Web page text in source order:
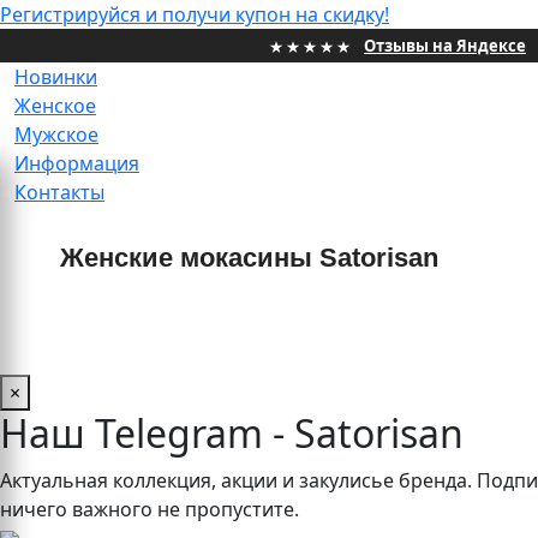
Регистрируйся и получи купон на скидку!
Отзывы на Яндексе
Новинки
Женское
Мужское
Информация
Контакты
Женские мокасины Satorisan
×
Наш Telegram - Satorisan
Актуальная коллекция, акции и закулисье бренда.
ничего важного не пропустите.